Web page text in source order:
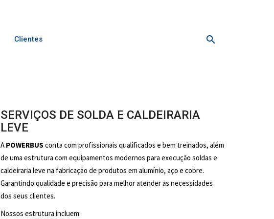
search
Clientes
SERVIÇOS DE SOLDA E CALDEIRARIA
LEVE
A POWERBUS conta com profissionais qualificados e bem treinados, além
de uma estrutura com equipamentos modernos para execução soldas e
caldeiraria leve na fabricação de produtos em alumínio, aço e cobre.
Garantindo qualidade e precisão para melhor atender as necessidades
dos seus clientes.
Nossos estrutura incluem: